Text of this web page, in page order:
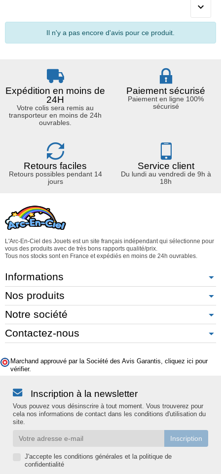

Il n'y a pas encore d'avis pour ce produit.
Expédition en moins de
24H
Votre colis sera remis au
transporteur en moins de 24h
ouvrables.
Paiement sécurisé
Paiement en ligne 100%
sécurisé
Retours faciles
Retours possibles pendant 14
jours
Service client
Du lundi au vendredi de 9h à
18h
L'Arc-En-Ciel des Jouets est un site français indépendant qui sélectionne pour
vous des produits avec de très bons rapports qualité/prix.
Tous nos stocks sont en France et expédiés en moins de 24h ouvrables.
Informations
Nos produits
Notre société
Contactez-nous
Marchand approuvé par la Société des Avis Garantis, cliquez ici pour
vérifier.
Inscription à la newsletter
Vous pouvez vous désinscrire à tout moment. Vous trouverez pour
cela nos informations de contact dans les conditions d'utilisation du
site.
J'accepte les conditions générales et la politique de
confidentialité